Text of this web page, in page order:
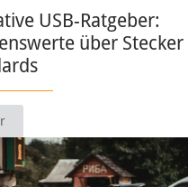
USB-Ratgeber:
über Stecker